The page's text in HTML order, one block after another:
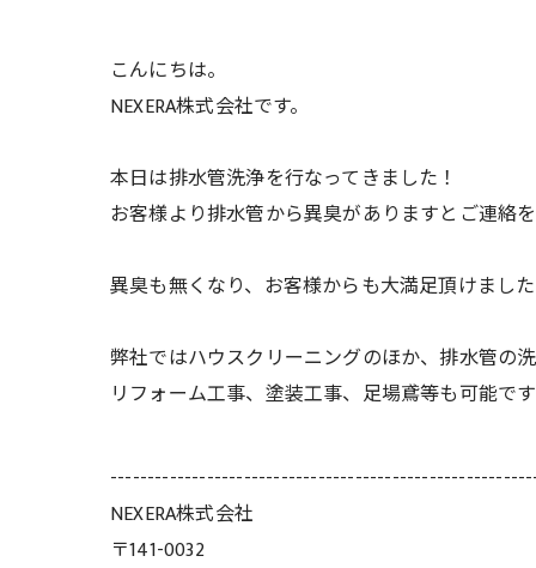
こんにちは。
NEXERA株式会社です。
本日は排水管洗浄を行なってきました！
お客様より排水管から異臭がありますとご連絡
異臭も無くなり、お客様からも大満足頂けまし
弊社ではハウスクリーニングのほか、排水管の
リフォーム工事、塗装工事、足場鳶等も可能で
NEXERA株式会社
〒141-0032